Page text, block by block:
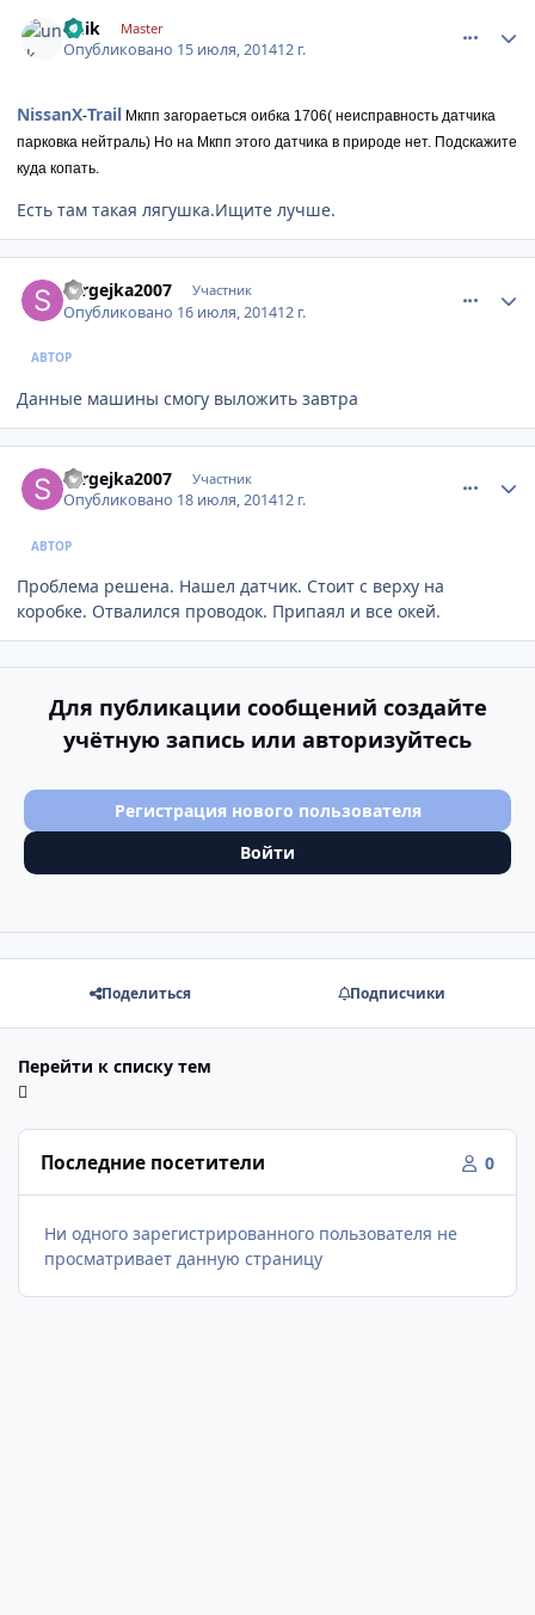
unik Master
Опубликовано 15 июля, 201412 г.
NissanX-Trail Мкпп загораеться оибка 1706( неисправность датчика
парковка нейтраль) Но на Мкпп этого датчика в природе нет. Подскажите
куда копать.
Есть там такая лягушка.Ищите лучше.
sergejka2007 Участник
Опубликовано 16 июля, 201412 г.
АВТОР
Данные машины смогу выложить завтра
sergejka2007 Участник
Опубликовано 18 июля, 201412 г.
АВТОР
Проблема решена. Нашел датчик. Стоит с верху на
коробке. Отвалился проводок. Припаял и все окей.
Для публикации сообщений создайте
учётную запись или авторизуйтесь
Регистрация нового пользователя
Войти
Поделиться Подписчики
Перейти к списку тем
Последние посетители 0
Ни одного зарегистрированного пользователя не
просматривает данную страницу